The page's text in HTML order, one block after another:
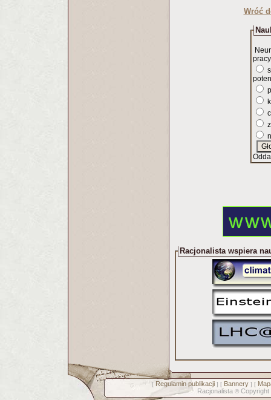
Wróć
Racjonalista wspiera
[ Regulamin publikacji] [ Bannery] [
Racjonalista © Copyright